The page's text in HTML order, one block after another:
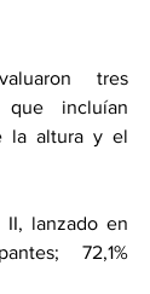
tres
que incluían
la altura y el
II, lanzado en
72,1%